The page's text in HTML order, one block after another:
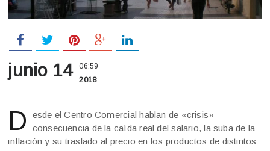
junio 14 06:59
2018
D
esde el Centro Comercial hablan de «crisis»
consecuencia de la caída real del salario, la suba de la
inflación y su traslado al precio en los productos de distintos